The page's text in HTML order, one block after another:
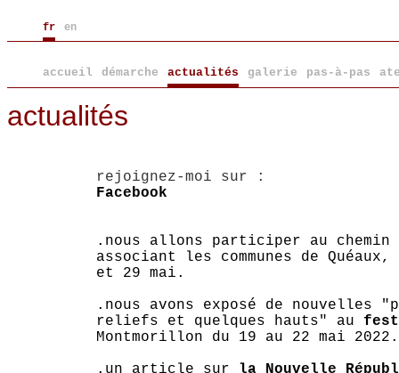
fr en
accueil démarche actualités galerie pas-à-pas
actualités
rejoignez-moi sur :
Facebook
.nous allons participer au
associant les communes de
et 29 mai.
.nous avons exposé de
reliefs et quelques hauts" au
Montmorillon du 19 au 22 mai 2022.
.un article sur la Nouvelle